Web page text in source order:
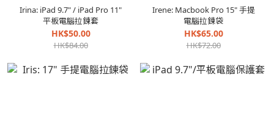
Irina: iPad 9.7" / iPad Pro 11"
平板電腦拉鍊套
HK$50.00
HK$84.00
Irene: Macbook Pro 15" 手提
電腦拉鍊袋
HK$65.00
HK$72.00